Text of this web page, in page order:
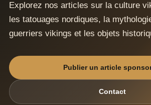
Explorez nos articles sur la culture
les tatouages nordiques, la
guerriers vikings et les objets
Publier un article
Contact